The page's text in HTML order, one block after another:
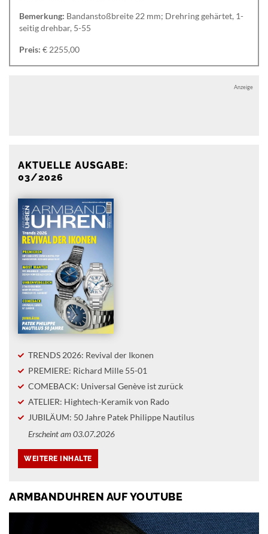
Bemerkung: Bandanstoßbreite 22 mm; Drehring gehärtet, 1-
seitig drehbar, 5-55
Preis: € 2255,00
Anzeige
AKTUELLE AUSGABE:
03/2026
TRENDS 2026: Revival der Ikonen
PREMIERE: Richard Mille 55-01
COMEBACK: Universal Genève ist zurück
ATELIER: Hightech-Keramik von Rado
JUBILÄUM: 50 Jahre Patek Philippe Nautilus
Erscheint am 03.07.2026
ARMBANDUHREN AUF YOUTUBE